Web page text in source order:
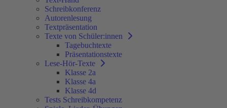
Schreibkonferenz
Autorenlesung
Textpräsentation
Texte von Schüler:innen
Tagebuchtexte
Präsentationstexte
Lese-Hör-Texte
Klasse 2a
Klasse 4a
Klasse 4d
Tests Schreibkompetenz